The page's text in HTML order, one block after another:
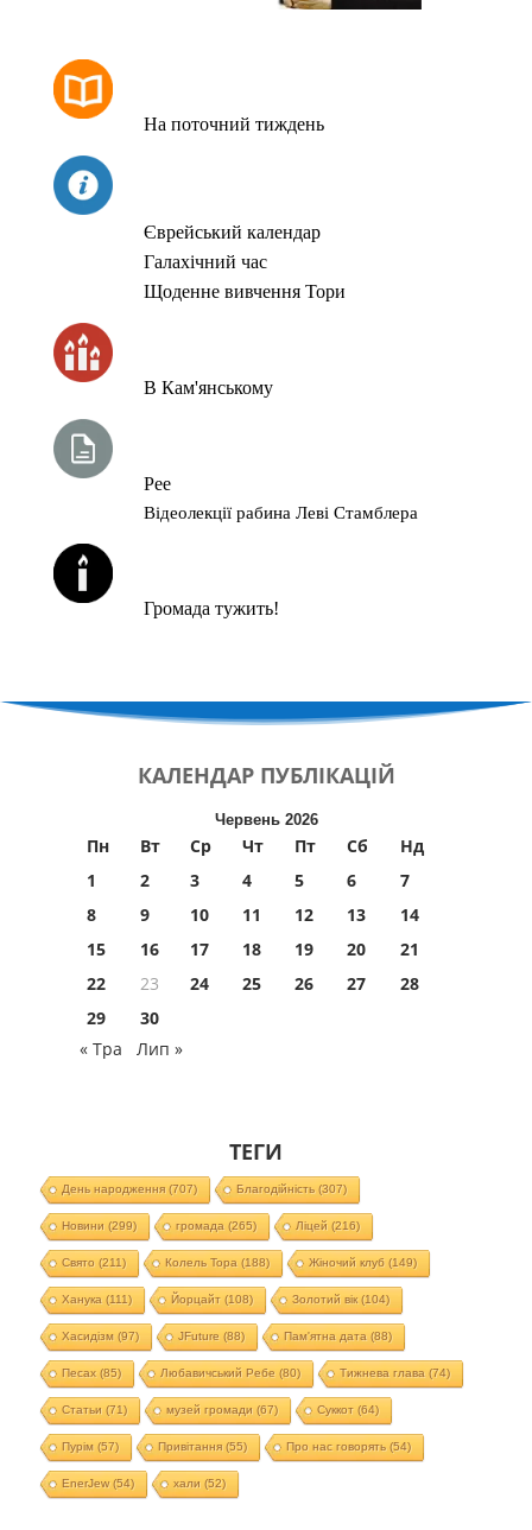
На поточний тиждень
Єврейський календар
Галахічний час
Щоденне вивчення Тори
В Кам'янському
Рее
Відеолекції рабина Леві Стамблера
Громада тужить!
КАЛЕНДАР ПУБЛІКАЦІЙ
Червень 2026
Пн Вт Ср Чт Пт Сб
Нд
1
2 3 4 5 6
7
8
9 10 11 12 13
14
15
16 17 18 19 20
21
22
23 24 25 26 27
28
29
30
« Тра
Лип »
ТЕГИ
День народження(707) Благодійність (307)
Новини (299) громада (265) Ліцей (216)
Свято (211) Колель Тора (188) Жіночий клуб (149)
Ханука (111) Йорцайт (108) Золотий вік(104)
Хасидізм (97) JFuture (88) Пам'ятна дата (88)
Песах(85) Любавичський Ребе (80) Тижнева глава (74)
Статьи (71) музей громади (67) Суккот (64)
Пурім (57) Привітання(55) Про нас говорять (54)
EnerJew(54) хали (52)